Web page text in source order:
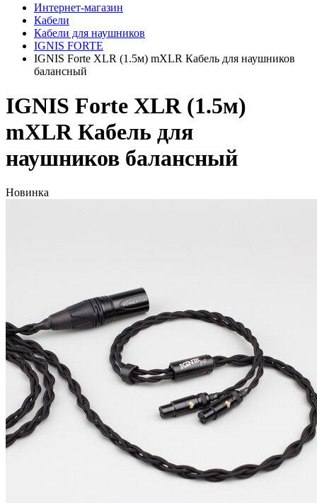
Интернет-магазин
Кабели
Кабели для наушников
IGNIS FORTE
IGNIS Forte XLR (1.5м) mXLR Кабель для наушников
балансный
IGNIS Forte XLR (1.5м)
mXLR Кабель для
наушников балансный
Новинка